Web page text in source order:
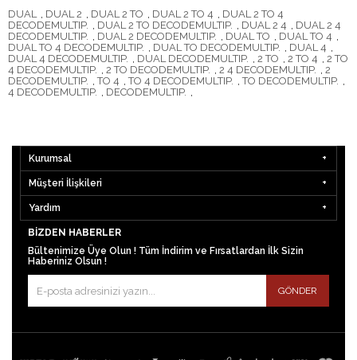
DUAL , DUAL 2 , DUAL 2 TO , DUAL 2 TO 4 , DUAL 2 TO 4
DECODEMULTIP. , DUAL 2 TO DECODEMULTIP. , DUAL 2 4 , DUAL 2 4
DECODEMULTIP. , DUAL 2 DECODEMULTIP. , DUAL TO , DUAL TO 4 ,
DUAL TO 4 DECODEMULTIP. , DUAL TO DECODEMULTIP. , DUAL 4 ,
DUAL 4 DECODEMULTIP. , DUAL DECODEMULTIP. , 2 TO , 2 TO 4 , 2 TO
4 DECODEMULTIP. , 2 TO DECODEMULTIP. , 2 4 DECODEMULTIP. , 2
DECODEMULTIP. , TO 4 , TO 4 DECODEMULTIP. , TO DECODEMULTIP. ,
4 DECODEMULTIP. , DECODEMULTIP. ,
Kurumsal
Müşteri İlişkileri
Yardım
BIZDEN HABERLER
Bültenimize Üye Olun ! Tüm İndirim ve Fırsatlardan İlk Sizin
Haberiniz Olsun !
GÖNDER